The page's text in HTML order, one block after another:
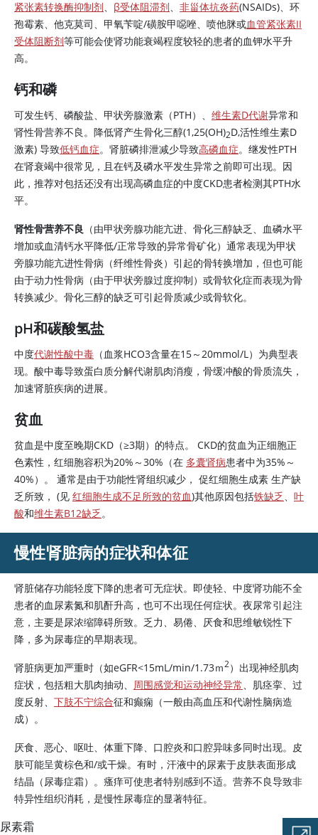
紧张素转换酶抑制剂、 β受体阻滞剂、 非甾体抗炎药(NSAIDs)、环
孢霉素、他克莫司、甲氧苄啶/磺胺甲噁唑、喷他脒或血管紧张素II
受体阻断剂等可能会使肾功能衰竭程度较轻的患者的血钾水平升
高。
钙和磷
可发生钙、磷酸盐、 甲状旁腺激素 （PTH）、 维生素D代谢异常和
肾性骨营养不良。降低肾产生骨化三醇(1,25(OH)2D,活性维生素D
激素) 导致低钙血症。肾脏磷排泄减少导致高磷血症。继发性PTH
在肾衰竭中很常见，且在钙及磷水平发生异常之前即可出现。因
此，推荐对包括还没有出现高磷血症的中度CKD患者检测其PTH水
平。
肾性骨营养不良 （由甲状旁腺功能亢进、 骨化三醇缺乏、血磷水平
增加或血清钙水平降低/正常导致的异常骨矿化）通常表现为甲状
旁腺功能亢进性骨病（纤维性骨炎）引起的骨转换增加，但也可能
由于动力性骨病（由于甲状旁腺过度抑制）或骨软化症而表现为骨
转换减少。 骨化三醇的缺乏可引起骨质减少或骨软化。
pH和碳酸氢盐
中度代谢性酸中毒 （血浆HCO3含量在15～20mmol/L）为典型表
现。酸中毒导致蛋白质分解代谢肌肉消瘦，骨缓冲酸的骨质流失，
加速肾脏疾病的进展。
贫血
贫血是中度至晚期CKD（≥3期）的特点。 CKD的贫血为正细胞正
色素性，红细胞容积为20%～30%（在 多囊肾病患者中为35%～
40%）。 通常是由于功能性肾组织减少， 促红细胞生成素 生产缺
乏所致， (见 红细胞生成不足所致的贫血)其他原因包括铁缺乏、 叶
酸和维生素B12缺乏。
慢性肾脏病的症状和体征
肾脏储存功能轻度下降的患者可无症状。即使轻、中度肾功能不全
患者的血尿素氮和肌酐升高，也可不出现任何症状。夜尿常引起注
意，主要是尿浓缩障碍所致。乏力、易倦、厌食和思维敏锐性下
降，多为尿毒症的早期表现。
肾脏病更加严重时（如eGFR<15mL/min/1.73ｍ2）出现神经肌肉
症状，包括粗大肌肉抽动、 周围感觉和运动神经异常、肌痉挛、过
度反射、 下肢不宁综合征和癫痫（一般由高血压和代谢性脑病造
成）。
厌食、恶心、呕吐、体重下降、口腔炎和口腔异味多同时出现。皮
肤可能呈黄棕色和/或干燥。有时，汗液中的尿素于皮肤表面形成
结晶（尿毒症霜）。瘙痒可使患者特别感到不适。营养不良导致非
特异性组织消耗，是慢性尿毒症的显著特征。
尿素霜